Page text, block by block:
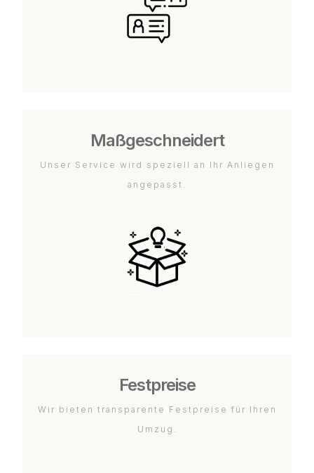
Maßgeschneidert
Unser Service wird speziell an Ihr Anliegen
angepasst.
Festpreise
Wir bieten transparente Festpreise für Ihren
Umzug.